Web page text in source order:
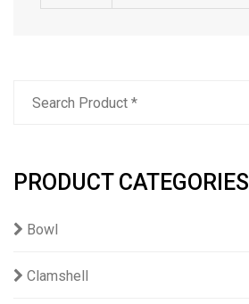
PRODUCT CATEGORIES
Bowl
Clamshell